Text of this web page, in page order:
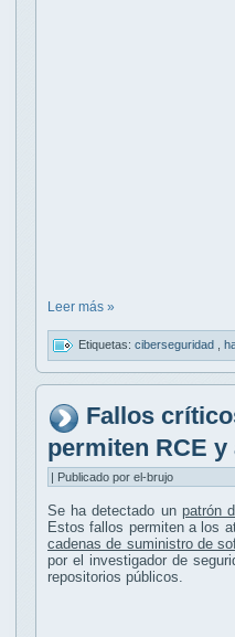
Leer más »
Etiquetas: ciberseguridad
Fallos
permiten RCE
| Publicado por el-brujo
Se ha detectado un patrón
Estos fallos permiten a los
cadenas de suministro de
por el investigador de
repositorios públicos.